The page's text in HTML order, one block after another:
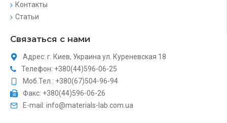
Контакты
Статьи
Связаться с нами
Адрес: г. Киев, Украина ул. Куреневская 18
Телефон: +380(44)596-06-25
Моб.Тел.: +380(67)504-96-94
Факс: +380(44)596-06-26
E-mail: info@materials-lab.com.ua